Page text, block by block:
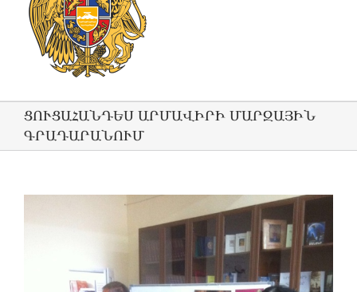
ՑՈՒՑԱՀԱՆԴԵՍ ԱՐՄԱՎԻՐԻ ՄԱՐԶԱՅԻՆ
ԳՐԱԴԱՐԱՆՈՒՄ